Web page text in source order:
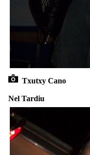
Txutxy Cano
Nel Tardiu